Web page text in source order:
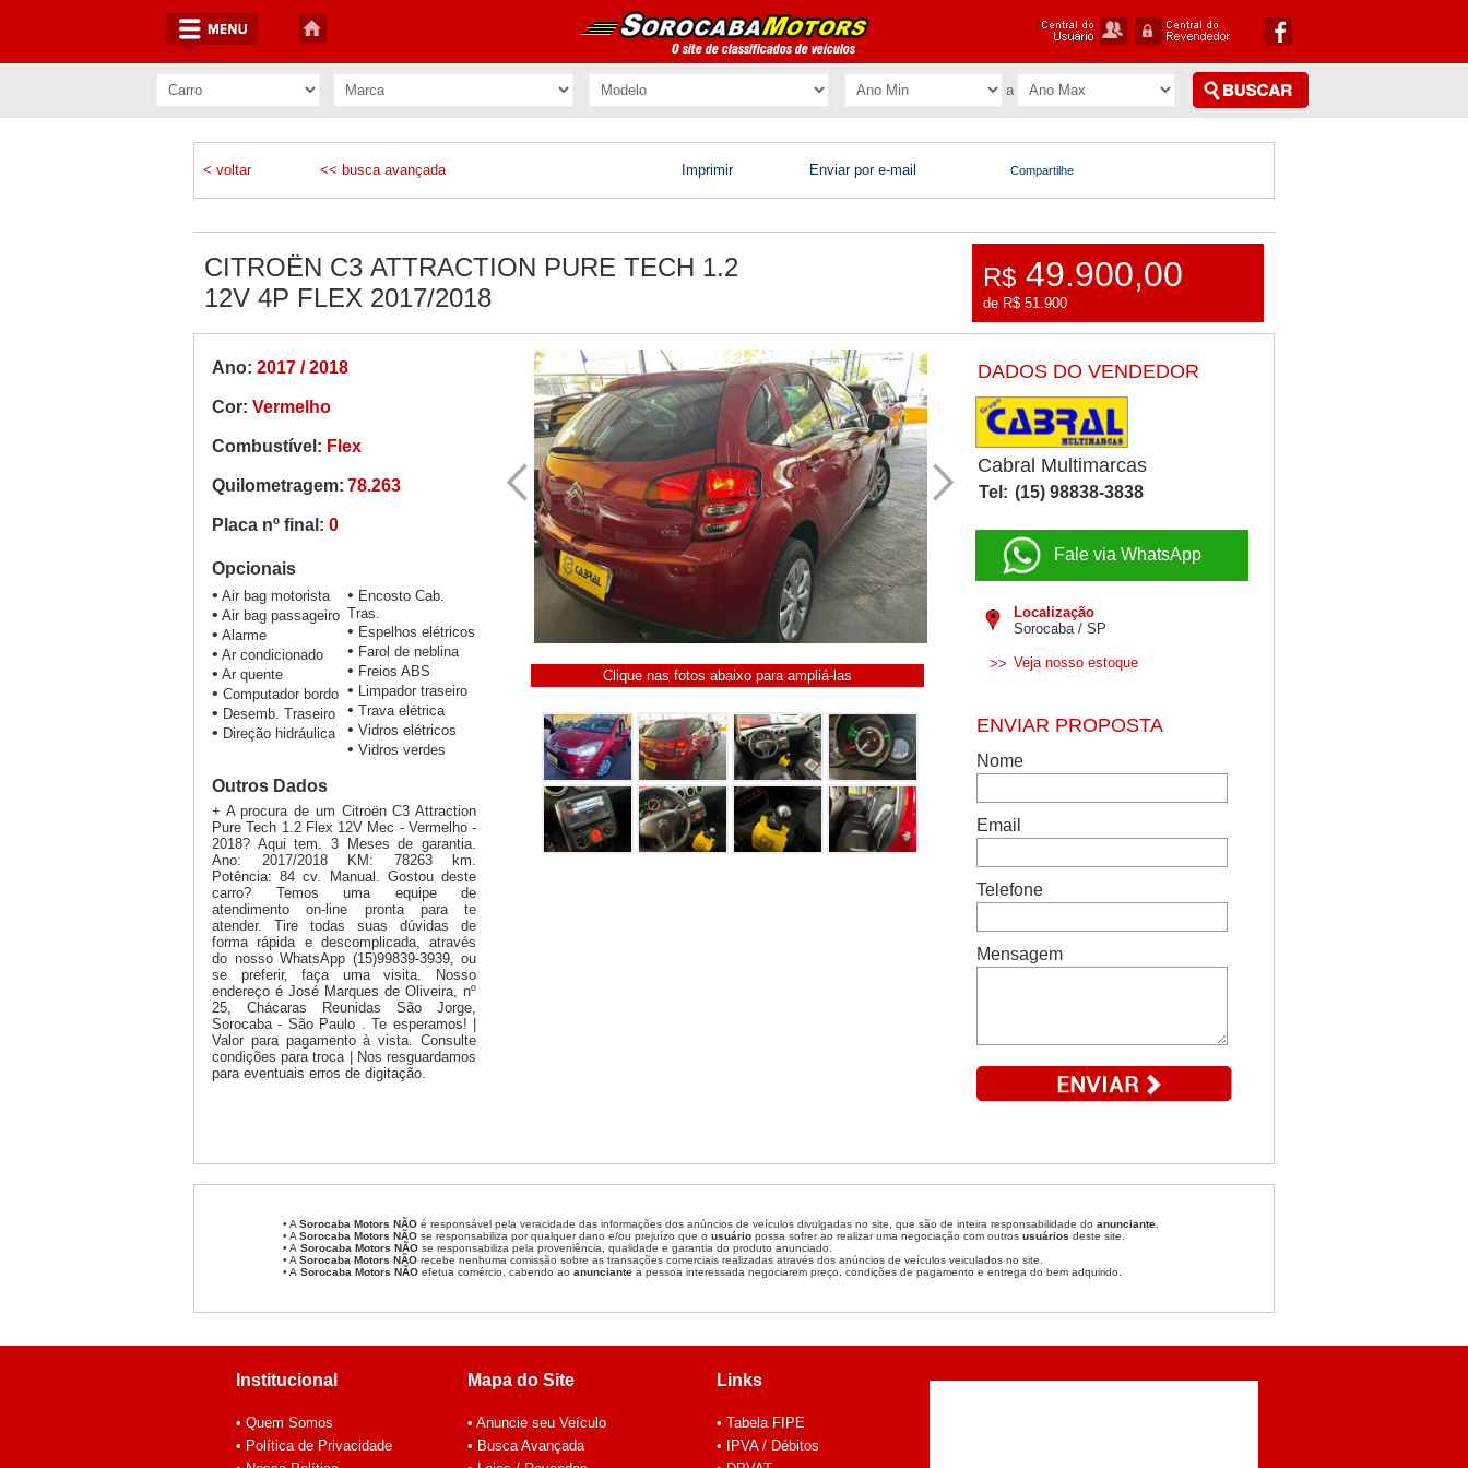
< voltar << busca avançada Imprimir Enviar por e-mail Compartilhe
CITROËN C3 ATTRACTION PURE TECH 1.2
12V 4P FLEX 2017/2018
R$ 49.900,00
de R$ 51.900
Ano: 2017 / 2018
Cor: Vermelho
Combustível: Flex
Quilometragem: 78.263
Placa nº final: 0
Opcionais
• Air bag motorista
• Air bag passageiro
• Alarme
• Ar condicionado
• Ar quente
• Computador bordo
• Desemb. Traseiro
• Direção hidráulica
• Encosto Cab.
Tras.
• Espelhos elétricos
• Farol de neblina
• Freios ABS
• Limpador traseiro
• Trava elétrica
• Vidros elétricos
• Vidros verdes
Outros Dados
+ A procura de um Citroën C3 Attraction
Pure Tech 1.2 Flex 12V Mec - Vermelho -
2018? Aqui tem. 3 Meses de garantia.
Ano: 2017/2018 KM: 78263 km.
Potência: 84 cv. Manual. Gostou deste
carro? Temos uma equipe de
atendimento on-line pronta para te
atender. Tire todas suas dúvidas de
forma rápida e descomplicada, através
do nosso WhatsApp (15)99839-3939, ou
se preferir, faça uma visita. Nosso
endereço é José Marques de Oliveira, nº
25, Chácaras Reunidas São Jorge,
Sorocaba - São Paulo . Te esperamos! |
Valor para pagamento à vista. Consulte
condições para troca | Nos resguardamos
para eventuais erros de digitação.
Clique nas fotos abaixo para ampliá-las
DADOS DO VENDEDOR
Cabral Multimarcas
Tel: (15) 98838-3838
Fale via WhatsApp
Localização
Sorocaba / SP
>> Veja nosso estoque
• A Sorocaba Motors NÃO é responsável pela veracidade das informações dos anúncios de veículos divulgadas no site, que são de inteira responsabilidade do anunciante
• A Sorocaba Motors NÃO se responsabiliza por qualquer dano e/ou prejuízo que o usuário possa sofrer ao realizar uma negociação com outros usuários deste site.
• A Sorocaba Motors NÃO se responsabiliza pela proveniência, qualidade e garantia do produto anunciado.
• A Sorocaba Motors NÃO recebe nenhuma comissão sobre as transações comerciais realizadas através dos anúncios de veículos veiculados no site.
• A Sorocaba Motors NÃO efetua comércio, cabendo ao anunciante a pessoa interessada negociarem preço, condições de pagamento e entrega do bem adquirido.